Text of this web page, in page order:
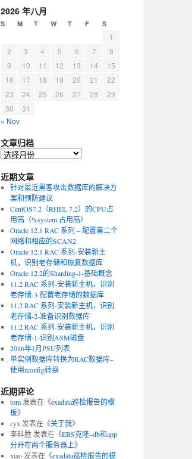
2026 年八月
S M T W T F S
« Nov
1
2
3 4 5 6 7
8
9
10 11 12 13 14
15
16
17 18 19 20 21
22
23
24 25 26 27 28
29
30
31
文章归档
近期文章
针对最近黑客攻击数据库的解决方
案和预防建议
CentOS7.2（RHEL 7.2）的CPU占
用高（%system 占用高）
Oracle 12.1 RAC 系列 – 配置第二个
网络和相应的SCAN2
Oracle 12.1 RAC 系列-安装新主
机，识别老存储和恢复数据库
Oracle 12.2的Sharding-1-基础概念
11.2 RAC 系列-安装新主机，识别
老存储-3-配置老存储的数据库
11.2 RAC 系列-安装新主机，识别
老存储-2-准备识别数据库
11.2 RAC 系列-安装新主机，识别
老存储-1-识别ASM磁盘
2016年1月PSU列表
单实例数据库转换为RAC数据库–
使用rconfig转换
近期评论
tom发表在《exadata巡检报告的模
板》
cyx 发表在《关于我》
李科胜发表在《EBS克隆–db和app
分开在两个服务器上》
xiao发表在《exadata巡检报告的模